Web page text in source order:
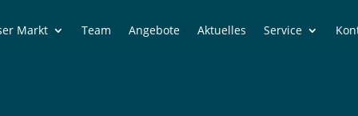
Markt Team Angebote Aktuelles Service